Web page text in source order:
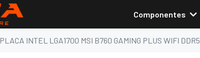
Componentes
PLACA INTEL LGA1700 MSI B760 GAMING PLUS WIFI DDR5